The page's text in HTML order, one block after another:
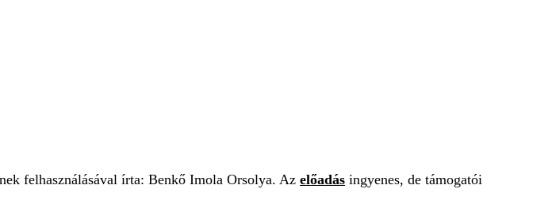
felhasználásával írta: Benkő Imola Orsolya. Az előadás ingyenes, de támogatói